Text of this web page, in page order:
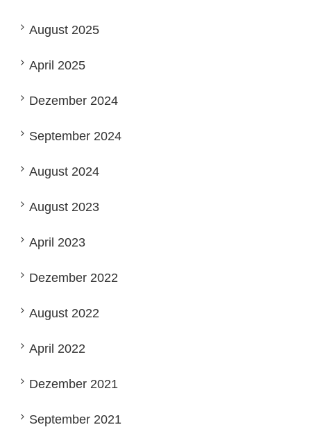
August 2025
April 2025
Dezember 2024
September 2024
August 2024
August 2023
April 2023
Dezember 2022
August 2022
April 2022
Dezember 2021
September 2021